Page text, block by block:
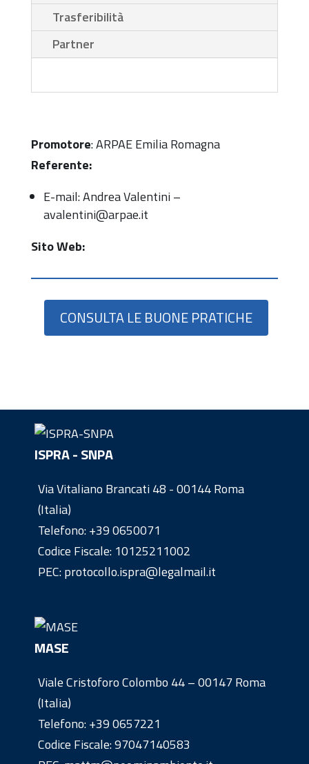
Trasferibilità
Partner
Promotore: ARPAE Emilia Romagna
Referente:
E-mail: Andrea Valentini –
avalentini@arpae.it
Sito Web:
CONSULTA LE BUONE PRATICHE
ISPRA - SNPA
Via Vitaliano Brancati 48 - 00144 Roma
(Italia)
Telefono:+39 0650071
Codice Fiscale: 10125211002
PEC: protocollo.ispra@legalmail.it
MASE
Viale Cristoforo Colombo 44 – 00147 Roma
(Italia)
Telefono:+39 0657221
Codice Fiscale: 97047140583